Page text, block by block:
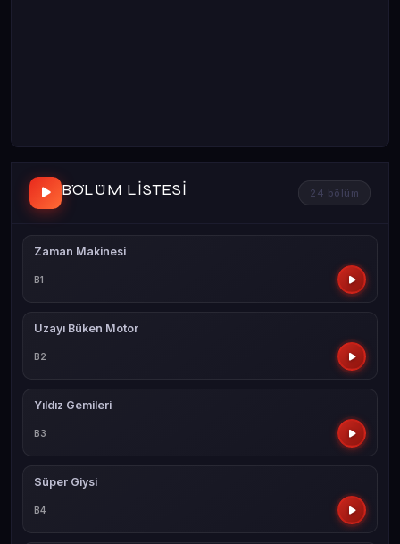
BÖLÜM LISTESI 24 bölüm
Zaman Makinesi
B1
Uzayı Büken Motor
B2
Yıldız Gemileri
B3
Süper Giysi
B4